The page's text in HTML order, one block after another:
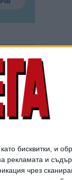
бисквитки, и
и
чрез